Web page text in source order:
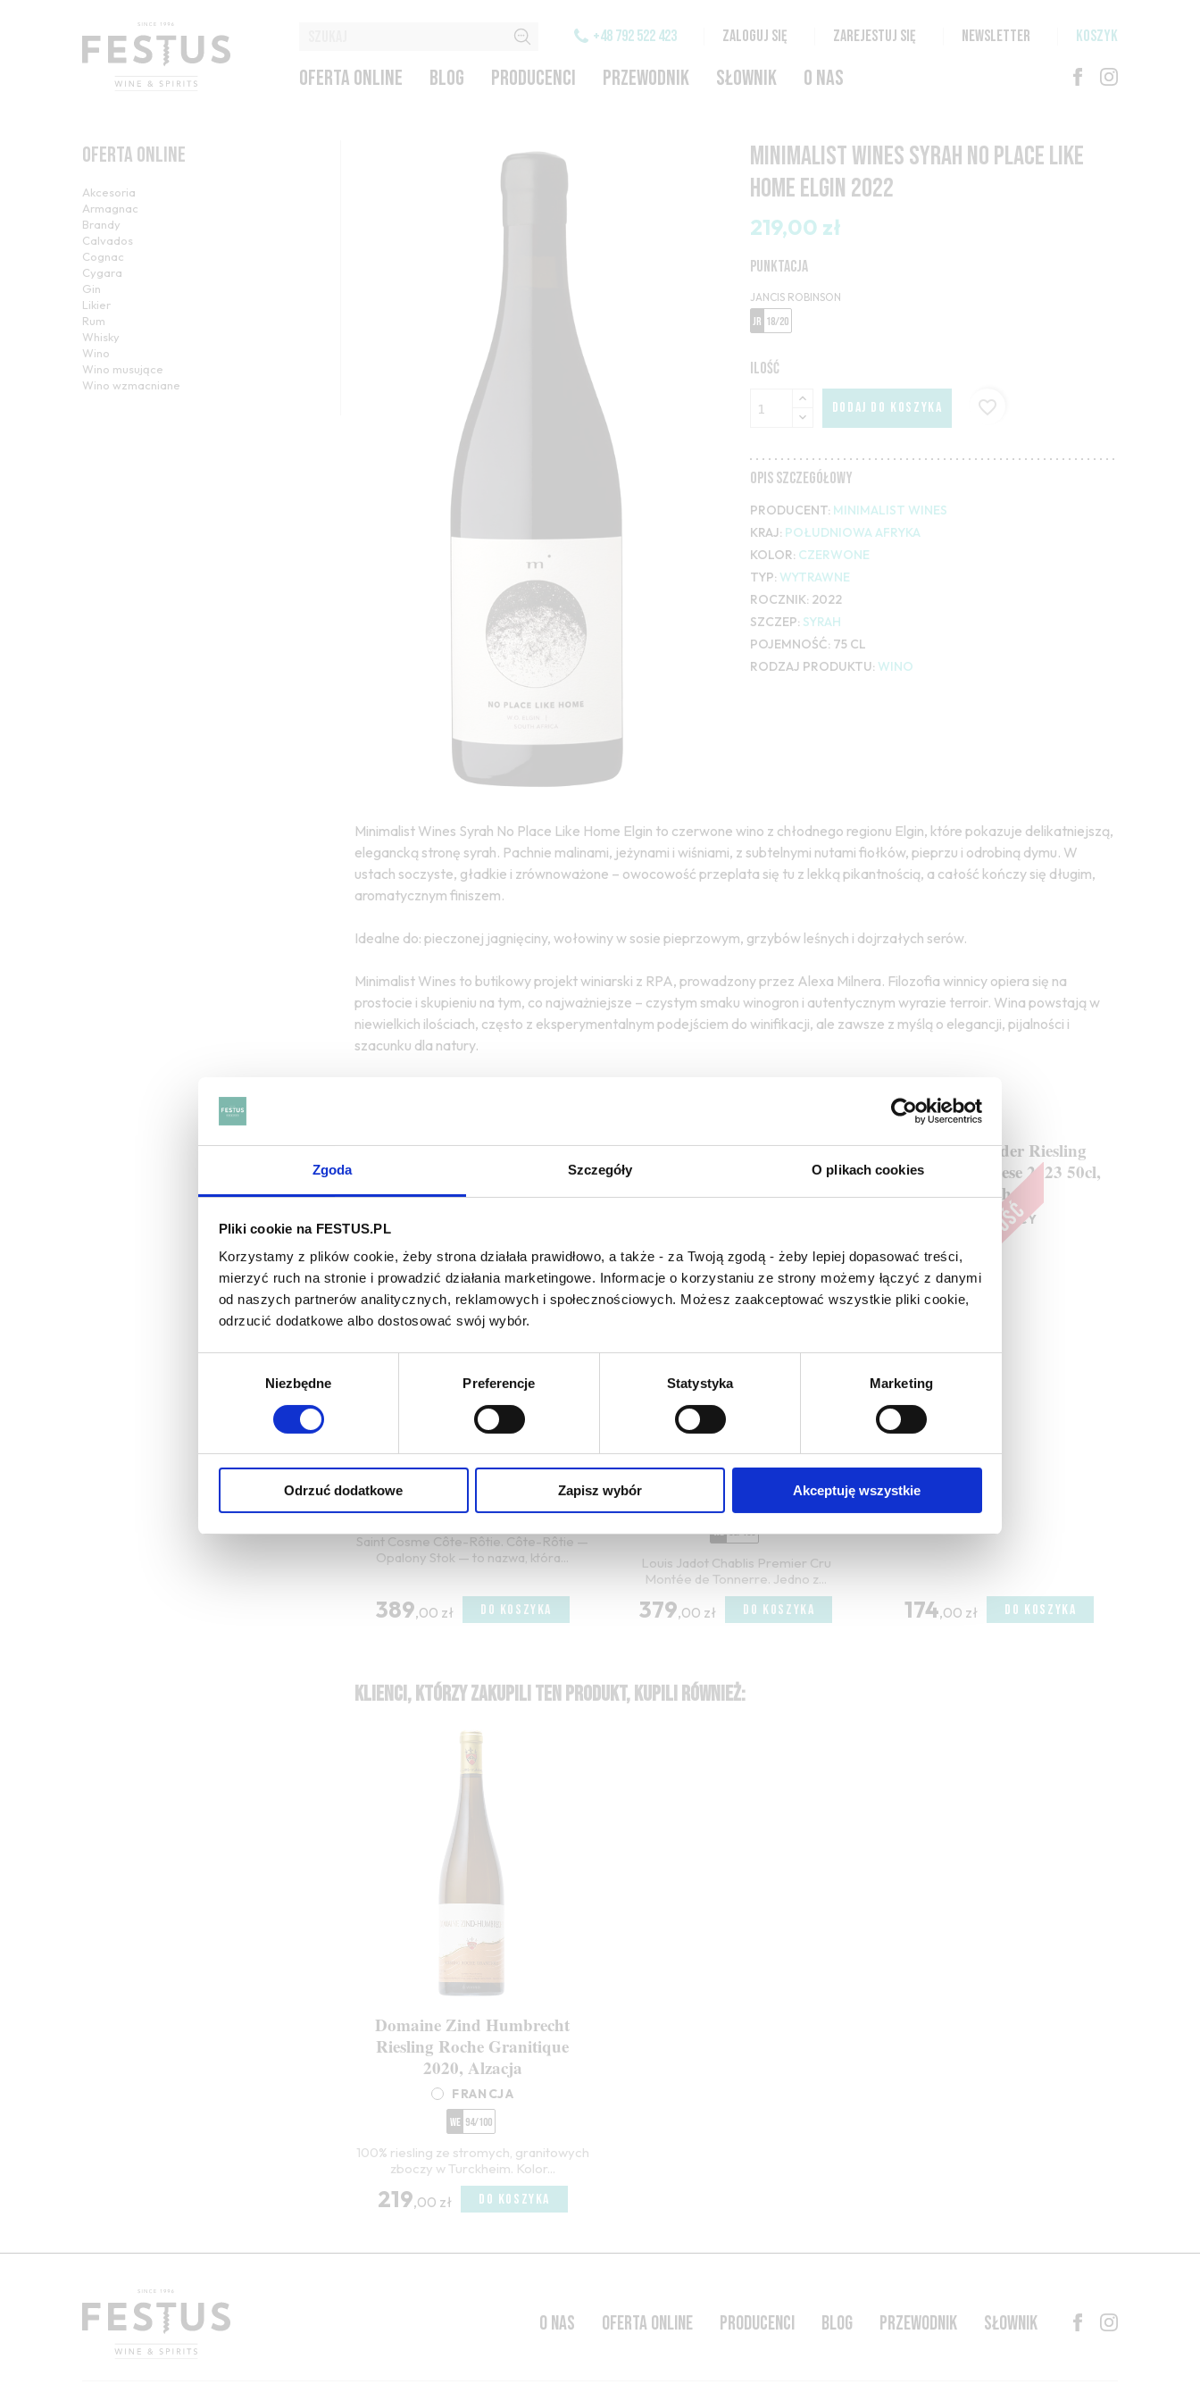
Zgoda Szczegóły O plikach cookies
Pliki cookie na FESTUS.PL
Korzystamy z plików cookie, żeby strona działała prawidłowo, a także - za Twoją zgodą - żeby lepiej dopasować treści,
mierzyć ruch na stronie i prowadzić działania marketingowe. Informacje o korzystaniu ze strony możemy łączyć z danymi
od naszych partnerów analitycznych, reklamowych i społecznościowych. Możesz zaakceptować wszystkie pliki cookie,
odrzucić dodatkowe albo dostosować swój wybór.
Niezbędne Preferencje Statystyka Marketing
Odrzuć dodatkowe Zapisz wybór Akceptuję wszystkie
+48 792 522 423 ZALOGUJ SIĘ ZAREJESTUJ SIĘ NEWSLETTER KOSZYK
OFERTA ONLINE BLOG PRODUCENCI PRZEWODNIK SŁOWNIK O NAS
OFERTA ONLINE
Akcesoria
Armagnac
Brandy
Calvados
Cognac
Cygara
Gin
Likier
Rum
Whisky
Wino
Wino musujące
Wino wzmacniane
MINIMALIST WINES SYRAH NO PLACE LIKE
HOME ELGIN 2022
219,00 zł
PUNKTACJA
JANCIS ROBINSON
JR 18/20
ILOŚĆ
DODAJ DO KOSZYKA favorite_border
OPIS SZCZEGÓŁOWY
PRODUCENT: MINIMALIST WINES
KRAJ: POŁUDNIOWA AFRYKA
KOLOR: CZERWONE
TYP: WYTRAWNE
ROCZNIK: 2022
SZCZEP: SYRAH
POJEMNOŚĆ: 75 CL
RODZAJ PRODUKTU: WINO
Minimalist Wines Syrah No Place Like Home Elgin to czerwone wino z chłodnego regionu Elgin, które pokazuje delikatniejszą,
elegancką stronę syrah. Pachnie malinami, jeżynami i wiśniami, z subtelnymi nutami fiołków, pieprzu i odrobiną dymu. W
ustach soczyste, gładkie i zrównoważone – owocowość przeplata się tu z lekką pikantnością, a całość kończy się długim,
aromatycznym finiszem.
Idealne do: pieczonej jagnięciny, wołowiny w sosie pieprzowym, grzybów leśnych i dojrzałych serów.
Minimalist Wines to butikowy projekt winiarski z RPA, prowadzony przez Alexa Milnera. Filozofia winnicy opiera się na
prostocie i skupieniu na tym, co najważniejsze – czystym smaku winogron i autentycznym wyrazie terroir. Wina powstają w
niewielkich ilościach, często z eksperymentalnym podejściem do winifikacji, ale zawsze z myślą o elegancji, pijalności i
szacunku dla natury.
Chateau de Saint Cosme Cote
Rotie 2023, Dolina Rodanu
RP 92/100 WS 93/100 VV 4,2
Saint Cosme Côte-Rôtie. Côte-Rôtie —
Opalony Stok — to nazwa, która...
389,00 zł DO KOSZYKA
Louis Jadot Chablis Premier
Cru Montee de Tonnerre 2023,
Burgundia
WE 93/100
Louis Jadot Chablis Premier Cru
Montée de Tonnerre. Jedno z...
379,00 zł DO KOSZYKA
K.H. Schneider Riesling
Marbach Auslese 2023 50cl,
Nahe
NIEMCY
174,00 zł DO KOSZYKA
KLIENCI, KTÓRZY ZAKUPILI TEN PRODUKT, KUPILI RÓWNIEŻ:
Domaine Zind Humbrecht
Riesling Roche Granitique
2020, Alzacja
FRANCJA
WE 94/100
100% riesling ze stromych, granitowych
zboczy w Turckheim. Kolor...
219,00 zł DO KOSZYKA
O NAS OFERTA ONLINE PRODUCENCI BLOG PRZEWODNIK SŁOWNIK